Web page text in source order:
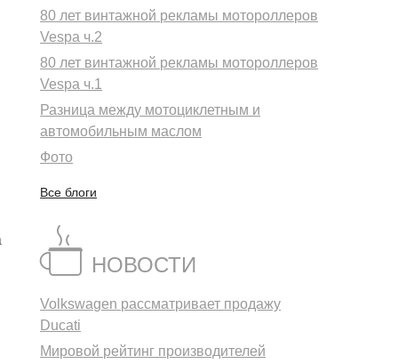
80 лет винтажной рекламы мотороллеров
Vespa ч.2
80 лет винтажной рекламы мотороллеров
Vespa ч.1
Разница между мотоциклетным и
автомобильным маслом
Фото
Все блоги
НОВОСТИ
Volkswagen рассматривает продажу
Ducati
Мировой рейтинг производителей